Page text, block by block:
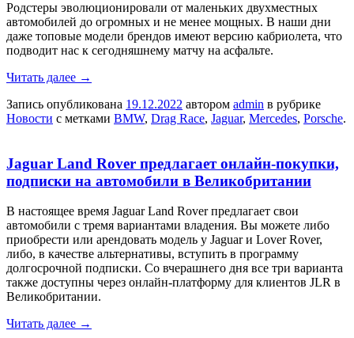
Родстеры эволюционировали от маленьких двухместных
автомобилей до огромных и не менее мощных. В наши дни
даже топовые модели брендов имеют версию кабриолета, что
подводит нас к сегодняшнему матчу на асфальте.
Читать далее →
Запись опубликована 19.12.2022 автором admin в рубрике
Новости с метками BMW, Drag Race, Jaguar, Mercedes, Porsche.
Jaguar Land Rover предлагает онлайн-покупки,
подписки на автомобили в Великобритании
В настоящее время Jaguar Land Rover предлагает свои
автомобили с тремя вариантами владения. Вы можете либо
приобрести или арендовать модель у Jaguar и Lover Rover,
либо, в качестве альтернативы, вступить в программу
долгосрочной подписки. Со вчерашнего дня все три варианта
также доступны через онлайн-платформу для клиентов JLR в
Великобритании.
Читать далее →